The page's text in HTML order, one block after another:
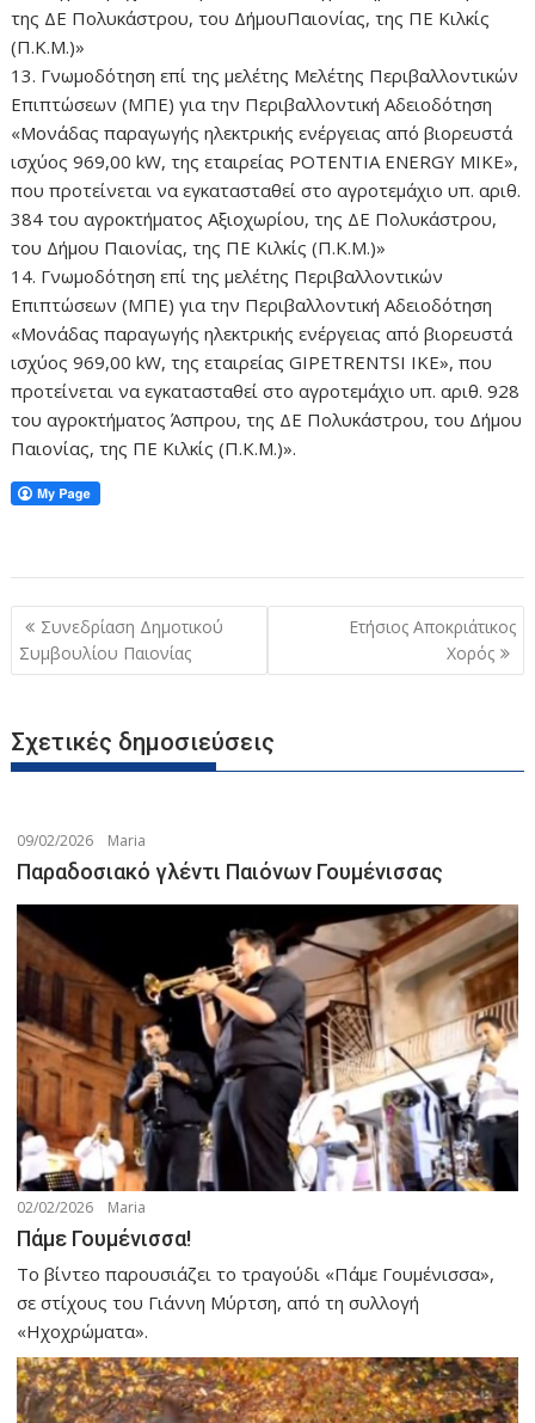
της ΔΕ Πολυκάστρου, του ΔήμουΠαιονίας, της ΠΕ Κιλκίς
(Π.Κ.Μ.)»
13. Γνωμοδότηση επί της μελέτης Μελέτης Περιβαλλοντικών
Επιπτώσεων (MΠΕ) για την Περιβαλλοντική Αδειοδότηση
«Μονάδας παραγωγής ηλεκτρικής ενέργειας από βιορευστά
ισχύος 969,00 kW, της εταιρείας POTENTIA ENERGY MIKE»,
που προτείνεται να εγκατασταθεί στο αγροτεμάχιο υπ. αριθ.
384 του αγροκτήματος Aξιοχωρίου, της ΔΕ Πολυκάστρου,
του Δήμου Παιονίας, της ΠΕ Κιλκίς (Π.Κ.Μ.)»
14. Γνωμοδότηση επί της μελέτης Περιβαλλοντικών
Επιπτώσεων (MΠΕ) για την Περιβαλλοντική Αδειοδότηση
«Μονάδας παραγωγής ηλεκτρικής ενέργειας από βιορευστά
ισχύος 969,00 kW, της εταιρείας GIPETRENTSI IKE», που
προτείνεται να εγκατασταθεί στο αγροτεμάχιο υπ. αριθ. 928
του αγροκτήματος Άσπρου, της ΔΕ Πολυκάστρου, του Δήμου
Παιονίας, της ΠΕ Κιλκίς (Π.Κ.Μ.)».
Πλοήγηση
άρθρων
Συνεδρίαση Δημοτικού
Συμβουλίου Παιονίας
Ετήσιος Αποκριάτικος
Χορός
Σχετικές δημοσιεύσεις
09/02/2026 Maria
Παραδοσιακό γλέντι Παιόνων Γουμένισσας
02/02/2026 Maria
Πάμε Γουμένισσα!
Το βίντεο παρουσιάζει το τραγούδι «Πάμε Γουμένισσα»,
σε στίχους του Γιάννη Μύρτση, από τη συλλογή
«Ηχοχρώματα».